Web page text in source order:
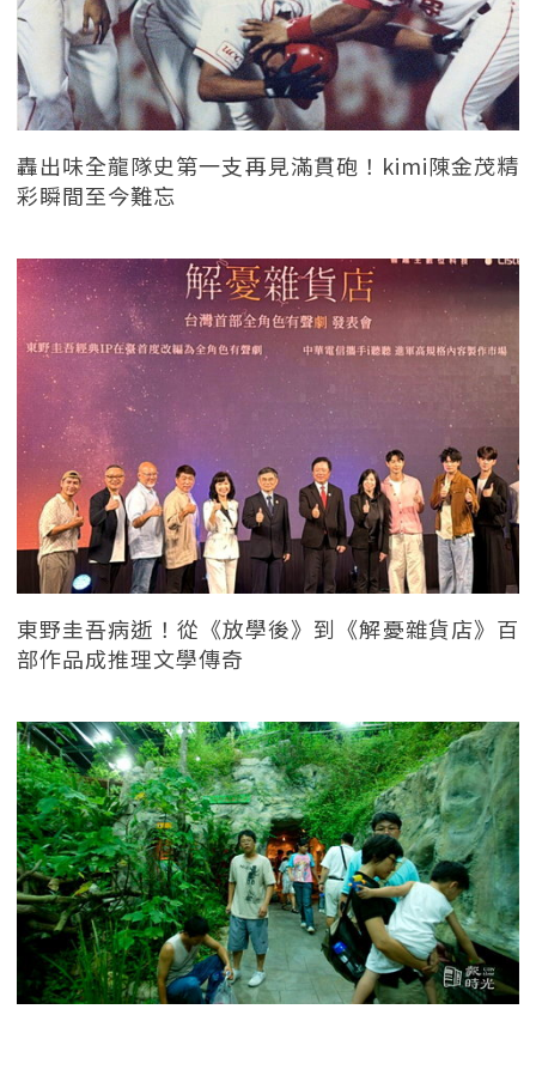
轟出味全龍隊史第一支再見滿貫砲！kimi陳金茂精
彩瞬間至今難忘
東野圭吾病逝！從《放學後》到《解憂雜貨店》百
部作品成推理文學傳奇